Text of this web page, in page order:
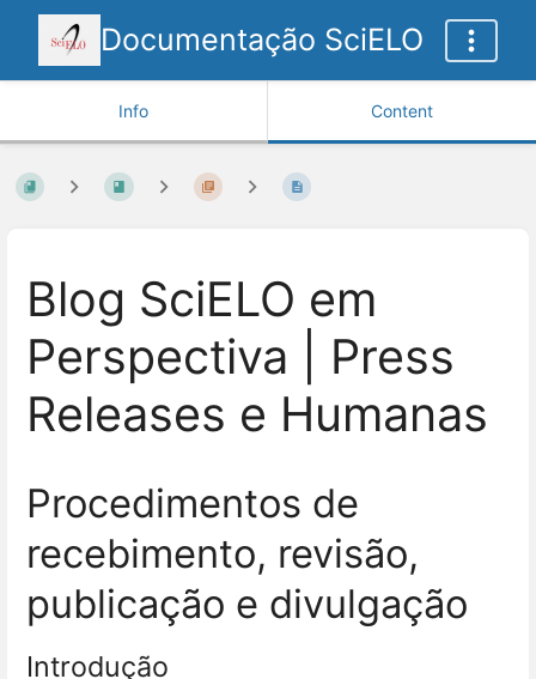
Documentação SciELO
Info Content
Blog SciELO em
Perspectiva | Press
Releases e Humanas
Procedimentos de
recebimento, revisão,
publicação e divulgação
Introdução